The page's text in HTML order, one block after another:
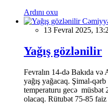
Ardını oxu
13 Fevral 2025,
Yağış gözlənilir
Fevralın 14-də Bakıda və
yağış yağacaq. Şimal-
temperaturu gecə müsbət
olacaq. Rütubət 75-85 faiz